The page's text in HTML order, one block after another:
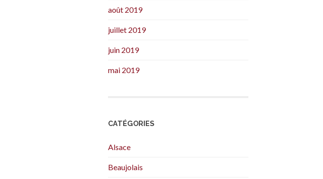
août 2019
juillet 2019
juin 2019
mai 2019
CATÉGORIES
Alsace
Beaujolais